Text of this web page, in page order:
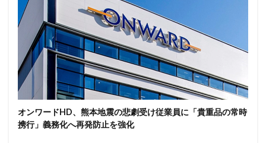
オンワードHD、熊本地震の悲劇受け従業員に「貴重品の常時
携行」義務化へ再発防止を強化